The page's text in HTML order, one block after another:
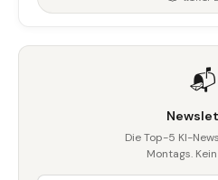
📬
Die Top-5 KI-
Montags.